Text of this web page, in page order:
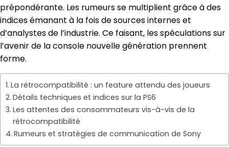
prépondérante. Les rumeurs se multiplient grâce à des
indices émanant à la fois de sources internes et
d’analystes de l’industrie. Ce faisant, les spéculations sur
l’avenir de la console nouvelle génération prennent
forme.
La rétrocompatibilité : un feature attendu des joueurs
Détails techniques et indices sur la PS6
Les attentes des consommateurs vis-à-vis de la
rétrocompatibilité
Rumeurs et stratégies de communication de Sony